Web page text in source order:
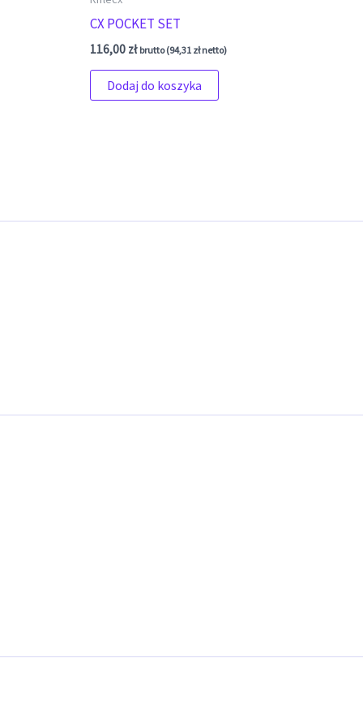
CX POCKET SET
116,00 zł brutto (94,31 złnetto)
Dodaj do koszyka